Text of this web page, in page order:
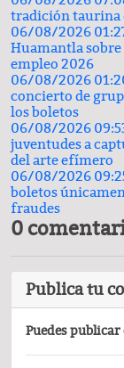
tradición taurina
06/08/2026
Huamantla
empleo 2026
06/08/2026
concierto de
los boletos
06/08/2026
juventudes a
del arte efímero
06/08/2026
boletos
fraudes
0
Publica tu
Puedes